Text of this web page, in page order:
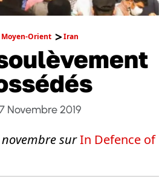
Moyen-Orient Iran
Novembre 2019
surIn Defence of